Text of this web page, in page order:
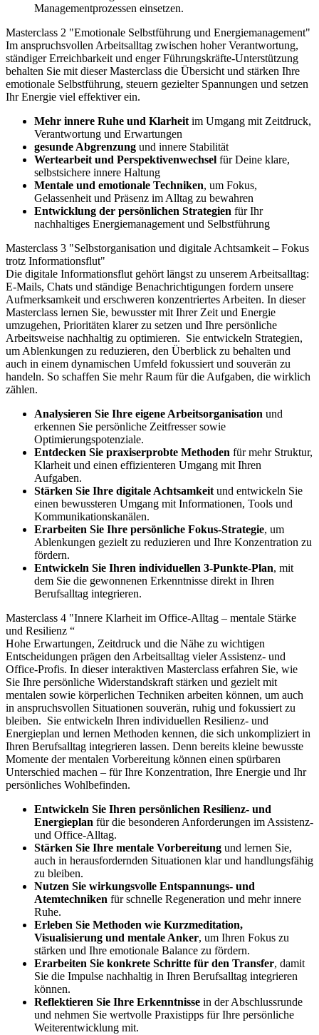
Managementprozessen einsetzen.
Masterclass 2 "Emotionale Selbstführung und Energiemanagement"
Im anspruchsvollen Arbeitsalltag zwischen hoher Verantwortung,
ständiger Erreichbarkeit und enger Führungskräfte-Unterstützung
behalten Sie mit dieser Masterclass die Übersicht und stärken Ihre
emotionale Selbstführung, steuern gezielter Spannungen und setzen
Ihr Energie viel effektiver ein.
Mehr innere Ruhe und Klarheit im Umgang mit Zeitdruck,
Verantwortung und Erwartungen
gesunde Abgrenzung und innere Stabilität
Wertearbeit und Perspektivenwechsel für Deine klare,
selbstsichere innere Haltung
Mentale und emotionale Techniken, um Fokus,
Gelassenheit und Präsenz im Alltag zu bewahren
Entwicklung der persönlichen Strategien für Ihr
nachhaltiges Energiemanagement und Selbstführung
Masterclass 3 "Selbstorganisation und digitale Achtsamkeit – Fokus
trotz Informationsflut"
Die digitale Informationsflut gehört längst zu unserem Arbeitsalltag:
E-Mails, Chats und ständige Benachrichtigungen fordern unsere
Aufmerksamkeit und erschweren konzentriertes Arbeiten. In dieser
Masterclass lernen Sie, bewusster mit Ihrer Zeit und Energie
umzugehen, Prioritäten klarer zu setzen und Ihre persönliche
Arbeitsweise nachhaltig zu optimieren. Sie entwickeln Strategien,
um Ablenkungen zu reduzieren, den Überblick zu behalten und
auch in einem dynamischen Umfeld fokussiert und souverän zu
handeln. So schaffen Sie mehr Raum für die Aufgaben, die wirklich
zählen.
Analysieren Sie Ihre eigene Arbeitsorganisation und
erkennen Sie persönliche Zeitfresser sowie
Optimierungspotenziale.
Entdecken Sie praxiserprobte Methoden für mehr Struktur,
Klarheit und einen effizienteren Umgang mit Ihren
Aufgaben.
Stärken Sie Ihre digitale Achtsamkeit und entwickeln Sie
einen bewussteren Umgang mit Informationen, Tools und
Kommunikationskanälen.
Erarbeiten Sie Ihre persönliche Fokus-Strategie, um
Ablenkungen gezielt zu reduzieren und Ihre Konzentration zu
fördern.
Entwickeln Sie Ihren individuellen 3-Punkte-Plan, mit
dem Sie die gewonnenen Erkenntnisse direkt in Ihren
Berufsalltag integrieren.
Masterclass 4 "Innere Klarheit im Office-Alltag – mentale Stärke
und Resilienz “
Hohe Erwartungen, Zeitdruck und die Nähe zu wichtigen
Entscheidungen prägen den Arbeitsalltag vieler Assistenz- und
Office-Profis. In dieser interaktiven Masterclass erfahren Sie, wie
Sie Ihre persönliche Widerstandskraft stärken und gezielt mit
mentalen sowie körperlichen Techniken arbeiten können, um auch
in anspruchsvollen Situationen souverän, ruhig und fokussiert zu
bleiben. Sie entwickeln Ihren individuellen Resilienz- und
Energieplan und lernen Methoden kennen, die sich unkompliziert in
Ihren Berufsalltag integrieren lassen. Denn bereits kleine bewusste
Momente der mentalen Vorbereitung können einen spürbaren
Unterschied machen – für Ihre Konzentration, Ihre Energie und Ihr
persönliches Wohlbefinden.
Entwickeln Sie Ihren persönlichen Resilienz- und
Energieplan für die besonderen Anforderungen im Assistenz-
und Office-Alltag.
Stärken Sie Ihre mentale Vorbereitung und lernen Sie,
auch in herausfordernden Situationen klar und handlungsfähig
zu bleiben.
Nutzen Sie wirkungsvolle Entspannungs- und
Atemtechniken für schnelle Regeneration und mehr innere
Ruhe.
Erleben Sie Methoden wie Kurzmeditation,
Visualisierung und mentale Anker, um Ihren Fokus zu
stärken und Ihre emotionale Balance zu fördern.
Erarbeiten Sie konkrete Schritte für den Transfer, damit
Sie die Impulse nachhaltig in Ihren Berufsalltag integrieren
können.
Reflektieren Sie Ihre Erkenntnisse in der Abschlussrunde
und nehmen Sie wertvolle Praxistipps für Ihre persönliche
Weiterentwicklung mit.